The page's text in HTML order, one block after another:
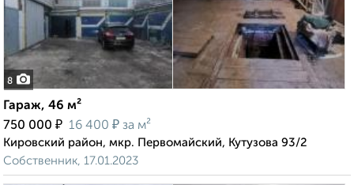
8
Гараж, 46 м²
750 000 ₽ 16 400 ₽ за м²
Кировский район, мкр. Первомайский, Кутузова 93/2
Собственник, 17.01.2023